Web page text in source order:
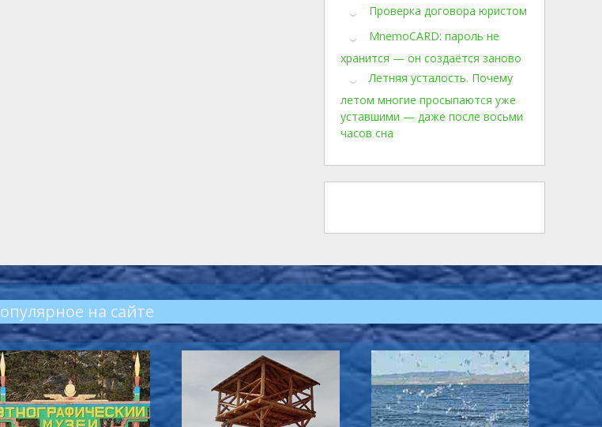
Проверка договора юристом
MnemoCARD: пароль не
хранится — он создаётся заново
Летняя усталость. Почему
летом многие просыпаются уже
уставшими — даже после восьми
часов сна
на сайте